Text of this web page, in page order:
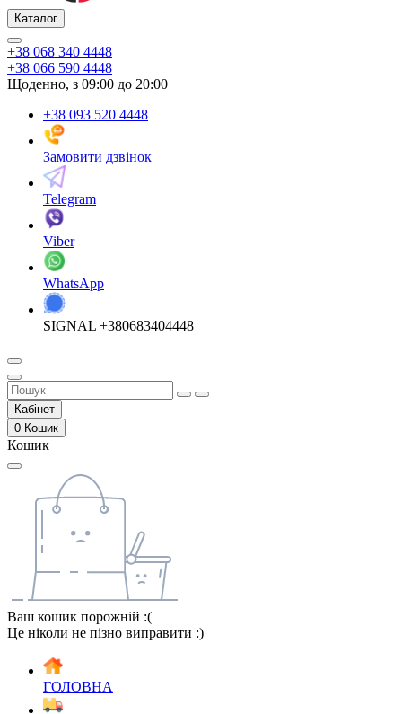
Каталог
+38 068 340 4448
+38 066 590 4448
Щоденно, з 09:00 до 20:00
+38 093 520 4448
Замовити дзвінок
Telegram
Viber
WhatsApp
SIGNAL +380683404448
Кабінет
0 Кошик
Кошик
Ваш кошик порожній :(
Це ніколи не пізно виправити :)
ГОЛОВНА